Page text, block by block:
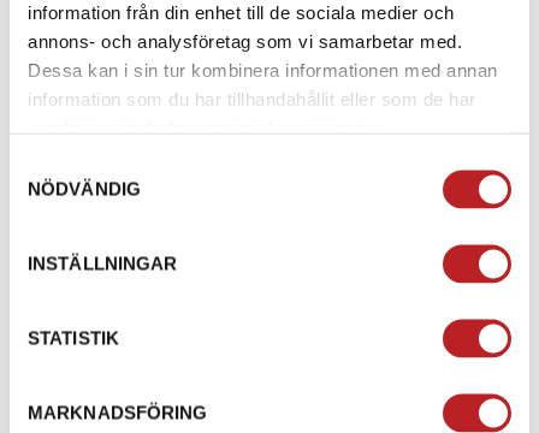
information från din enhet till de sociala medier och
annons- och analysföretag som vi samarbetar med.
Dessa kan i sin tur kombinera informationen med annan
information som du har tillhandahållit eller som de har
NÖDVÄNDIG
INSTÄLLNINGAR
STATISTIK
MARKNADSFÖRING
Lastnät 3500x2000,
3mm Valeryd
4-10 dagar
Släpvagnsadapter 13-7